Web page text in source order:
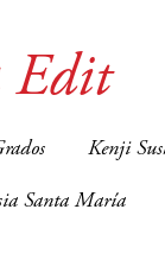
Edit
Kenji
Santa María